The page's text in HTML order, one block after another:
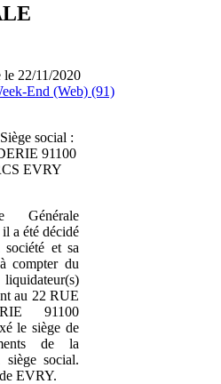
22/11/2020
End (Web) (91)
social :
91100
EVRY
Générale
a été décidé
et sa
compter du
au 22 RUE
91100
le siège de
de la
social.
EVRY.